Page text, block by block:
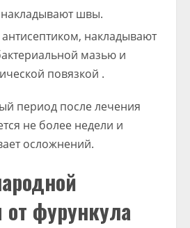
швы.
накладывают
мазью и
повязкой .
период после лечения
не более недели и
осложнений.
фурункула